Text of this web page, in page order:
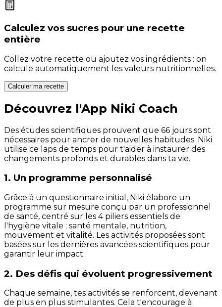
Calculez vos sucres pour une recette
entière
Collez votre recette ou ajoutez vos ingrédients : on
calcule automatiquement les valeurs nutritionnelles.
Calculer ma recette
Découvrez l'App Niki Coach
Des études scientifiques prouvent que 66 jours sont
nécessaires pour ancrer de nouvelles habitudes. Niki
utilise ce laps de temps pour t'aider à instaurer des
changements profonds et durables dans ta vie.
1. Un programme personnalisé
Grâce à un questionnaire initial, Niki élabore un
programme sur mesure conçu par un professionnel
de santé, centré sur les 4 piliers essentiels de
l'hygiène vitale : santé mentale, nutrition,
mouvement et vitalité. Les activités proposées sont
basées sur les dernières avancées scientifiques pour
garantir leur impact.
2. Des défis qui évoluent progressivement
Chaque semaine, tes activités se renforcent, devenant
de plus en plus stimulantes. Cela t'encourage à